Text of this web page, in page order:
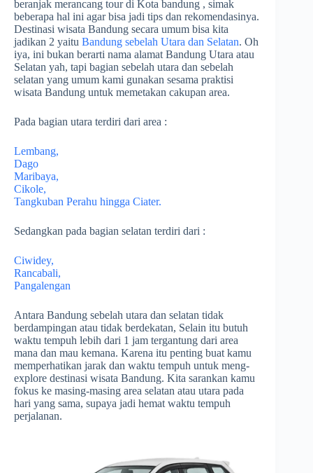
beranjak merancang tour di Kota bandung , simak
beberapa hal ini agar bisa jadi tips dan rekomendasinya.
Destinasi wisata Bandung secara umum bisa kita
jadikan 2 yaitu Bandung sebelah Utara dan Selatan. Oh
iya, ini bukan berarti nama alamat Bandung Utara atau
Selatan yah, tapi bagian sebelah utara dan sebelah
selatan yang umum kami gunakan sesama praktisi
wisata Bandung untuk memetakan cakupan area.
Pada bagian utara terdiri dari area :
Lembang,
Dago
Maribaya,
Cikole,
Tangkuban Perahu hingga Ciater.
Sedangkan pada bagian selatan terdiri dari :
Ciwidey,
Rancabali,
Pangalengan
Antara Bandung sebelah utara dan selatan tidak
berdampingan atau tidak berdekatan, Selain itu butuh
waktu tempuh lebih dari 1 jam tergantung dari area
mana dan mau kemana. Karena itu penting buat kamu
memperhatikan jarak dan waktu tempuh untuk meng-
explore destinasi wisata Bandung. Kita sarankan kamu
fokus ke masing-masing area selatan atau utara pada
hari yang sama, supaya jadi hemat waktu tempuh
perjalanan.